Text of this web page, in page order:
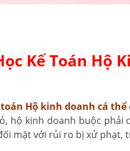
Kế Toán Hộ
toán Hộ kinh doanh cá thể
hộ kinh doanh buộc phải
mặt với rủi ro bị xử phạt,